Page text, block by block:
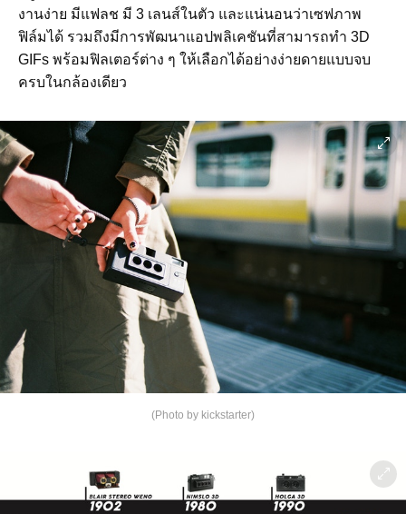
งานง่าย มีแฟลช มี 3 เลนส์ในตัว และแน่นอนว่าเซฟภาพ
ฟิล์มได้ รวมถึงมีการพัฒนาแอปพลิเคชันที่สามารถทำ 3D
GIFs พร้อมฟิลเตอร์ต่าง ๆ ให้เลือกได้อย่างง่ายดายแบบจบ
ครบในกล้องเดียว
(Photo by kickstarter)